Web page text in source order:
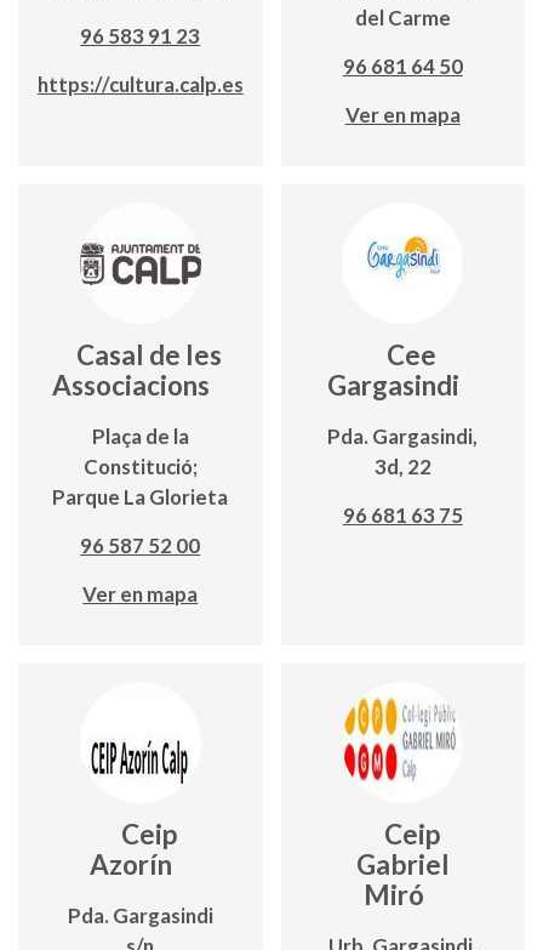
96 583 91 23
https://cultura.calp.es
del Carme
96 681 64 50
Ver en mapa
Casal de les
Associacions
Plaça de la
Constitució;
Parque La Glorieta
96 587 52 00
Ver en mapa
Cee
Gargasindi
Pda. Gargasindi,
3d, 22
96 681 63 75
Ceip
Azorín
Pda. Gargasindi
Ceip
Gabriel
Miró